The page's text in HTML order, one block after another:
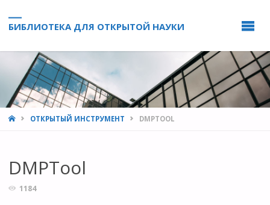
БИБЛИОТЕКА ДЛЯ ОТКРЫТОЙ НАУКИ
HOMEОТКРЫТЫЙ ИНСТРУМЕНТ DMPTOOL
DMPTool
1184